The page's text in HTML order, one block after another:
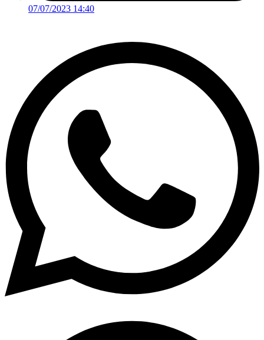
07/07/2023 14:40